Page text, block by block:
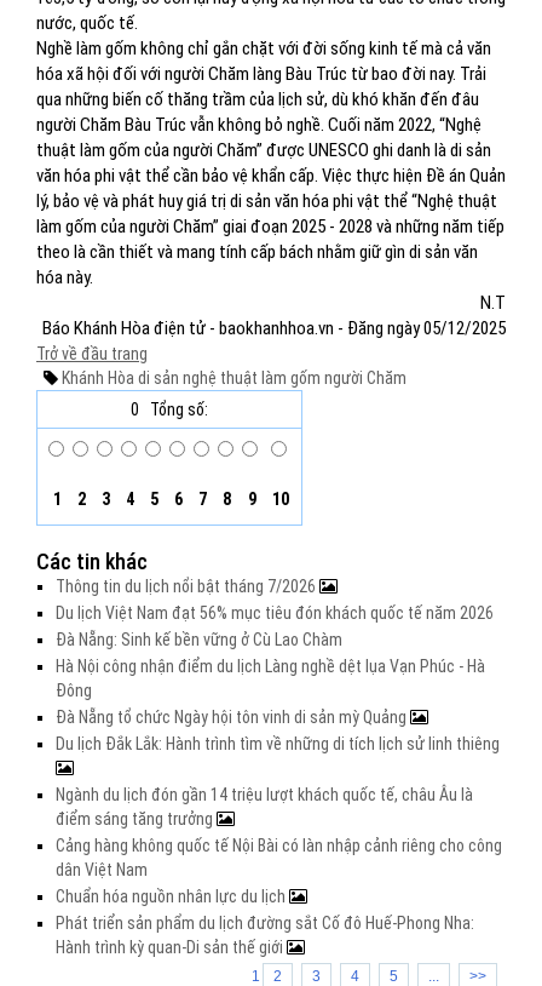
nước, quốc tế.
Nghề làm gốm không chỉ gắn chặt với đời sống kinh tế mà cả văn
hóa xã hội đối với người Chăm làng Bàu Trúc từ bao đời nay. Trải
qua những biến cố thăng trầm của lịch sử, dù khó khăn đến đâu
người Chăm Bàu Trúc vẫn không bỏ nghề. Cuối năm 2022, “Nghệ
thuật làm gốm của người Chăm” được UNESCO ghi danh là di sản
văn hóa phi vật thể cần bảo vệ khẩn cấp. Việc thực hiện Đề án Quản
lý, bảo vệ và phát huy giá trị di sản văn hóa phi vật thể “Nghệ thuật
làm gốm của người Chăm” giai đoạn 2025 - 2028 và những năm tiếp
theo là cần thiết và mang tính cấp bách nhằm giữ gìn di sản văn
hóa này.
N.T
Báo Khánh Hòa điện tử - baokhanhhoa.vn - Đăng ngày 05/12/2025
Trở về đầu trang
Khánh Hòa di sản nghệ thuật làm gốm người Chăm
0
Tổng số:
1 2 3 4 5 6 7 8 9 10
Các tin khác
Thông tin du lịch nổi bật tháng 7/2026
Du lịch Việt Nam đạt 56% mục tiêu đón khách quốc tế năm 2026
Đà Nẵng: Sinh kế bền vững ở Cù Lao Chàm
Hà Nội công nhận điểm du lịch Làng nghề dệt lụa Vạn Phúc - Hà
Đông
Đà Nẵng tổ chức Ngày hội tôn vinh di sản mỳ Quảng
Du lịch Đắk Lắk: Hành trình tìm về những di tích lịch sử linh thiêng
Ngành du lịch đón gần 14 triệu lượt khách quốc tế, châu Âu là
điểm sáng tăng trưởng
Cảng hàng không quốc tế Nội Bài có làn nhập cảnh riêng cho công
dân Việt Nam
Chuẩn hóa nguồn nhân lực du lịch
Phát triển sản phẩm du lịch đường sắt Cố đô Huế-Phong Nha:
Hành trình kỳ quan-Di sản thế giới
1 2 3 4 5 ... >>